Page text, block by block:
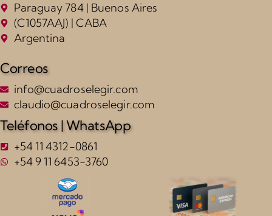
Paraguay 784 | Buenos Aires
(C1057AAJ) | CABA
Argentina
Correos
info@cuadroselegir.com
claudio@cuadroselegir.com
Teléfonos | WhatsApp
+54 11 4312-0861
+54 9 11 6453-3760